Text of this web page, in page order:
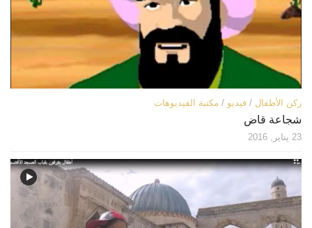
ركن الأطفال / فيديو / مكتبة الفيديوهات
شجاعة قاض
23 يناير, 2016